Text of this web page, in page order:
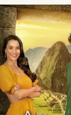
Mysterier